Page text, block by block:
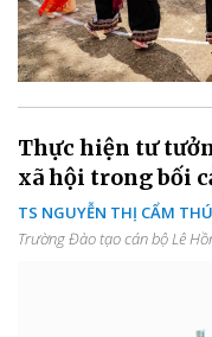
Thực hiện tư
xã hội trong bối
TS NGUYỄN THỊ CẨM
Trường Đào tạo cán bộ Lê